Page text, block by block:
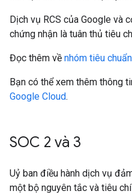
Dịch vụ RCS của Google và
chứng nhận là tuân thủ tiêu
Đọc thêm về nhóm tiêu
Bạn có thể xem thêm thông
Google Cloud.
SOC 2 và 3
Uỷ ban điều hành dịch vụ
một bộ nguyên tắc và tiêu